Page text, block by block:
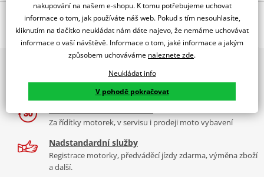
Popis a parametry
Jsme autorizovaný
dealer značky RDMOTO
Padací rámy RDMOTO nabízí maximální ochranu Vašeho
Vyráběné z kvalitního materiálu.
"Testováno zákazníky"
Cena za pár včetně montážní sady.
Montážní list
9 značek motocyklů, servis, oblečení, doplňky i náhradní
díly, to vše v Praze a Liberci
Za řídítky motorek, v servisu i prodeji moto vybavení
Nadstandardní služby
Registrace motorky, předváděcí jízdy zdarma, výměna zboží
a další.
nakupování na našem e-shopu. K tomu potřebujeme uchovat
informace o tom, jak používáte náš web. Pokud s tím nesouhlasíte,
kliknutím na tlačítko neukládat nám dáte najevo, že nemáme uchovávat
informace o vaší návštěvě. Informace o tom, jaké informace a jakým
způsobem uchováváme naleznete zde.
Neukládat info
V pohodě pokračovat